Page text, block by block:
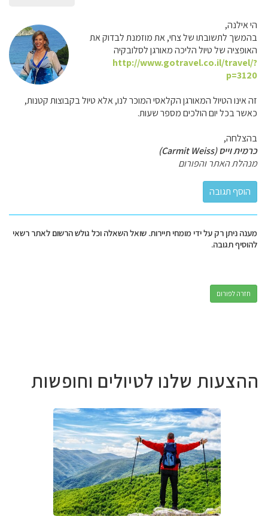
הי אילנה,
בהמשך לתשובתו של צחי, את מוזמנת לבדוק את
האופציה של טיול הליכה מאורגן לסלובקיה
http://www.gotravel.co.il/travel/?
p=3120
זה אינו הטיול המאורגן הקלאסי המוכר לנו, אלא טיול בקבוצות קטנות,
כאשר בכל יום הולכים מספר שעות.
בהצלחה,
כרמית וייס (Carmit Weiss)
מנהלת האתר והפורום
מענה ניתן רק על ידי מומחי תיירות. שואל השאלה וכל גולש הרשום לאתר רשאי
להוסיף תגובה.
חזרה לפורום
ההצעות שלנו לטיולים וחופשות